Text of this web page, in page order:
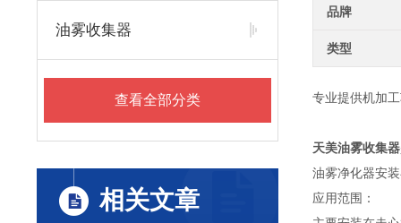
油雾收集器
查看全部分类
相关文章
品牌
类型
专业提供机加
天美油雾收集器
油雾净化器安
应用范围：